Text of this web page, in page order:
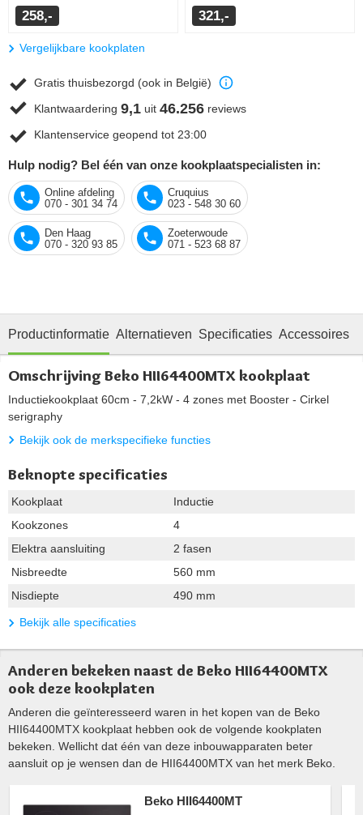
258,- 321,-
Vergelijkbare kookplaten
Gratis thuisbezorgd (ook in België)
Klantwaardering 9,1 uit 46.256 reviews
Klantenservice geopend tot 23:00
Hulp nodig? Bel één van onze kookplaatspecialisten in:
Online afdeling
070 - 301 34 74
Cruquius
023 - 548 30 60
Den Haag
070 - 320 93 85
Zoeterwoude
071 - 523 68 87
Productinformatie Alternatieven Specificaties Accessoires
Omschrijving Beko HII64400MTX kookplaat
Inductiekookplaat 60cm - 7,2kW - 4 zones met Booster - Cirkel
serigraphy
Bekijk ook de merkspecifieke functies
Beknopte specificaties
Kookplaat
Inductie
Kookzones
4
Elektra aansluiting
2 fasen
Nisbreedte
560 mm
Nisdiepte
490 mm
Bekijk alle specificaties
Anderen bekeken naast de Beko HII64400MTX
ook deze kookplaten
Anderen die geïnteresseerd waren in het kopen van de Beko
HII64400MTX kookplaat hebben ook de volgende kookplaten
bekeken. Wellicht dat één van deze inbouwapparaten beter
aansluit op je wensen dan de HII64400MTX van het merk Beko.
Beko HII64400MT